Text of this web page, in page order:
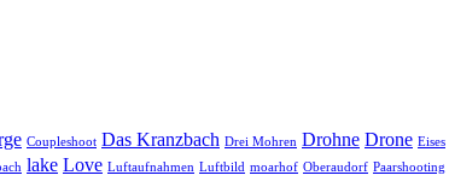
Coupleshoot Das Kranzbach Drei Mohren Drohne Drone Eises
lake Love Luftaufnahmen Luftbild moarhof Oberaudorf Paarshooting